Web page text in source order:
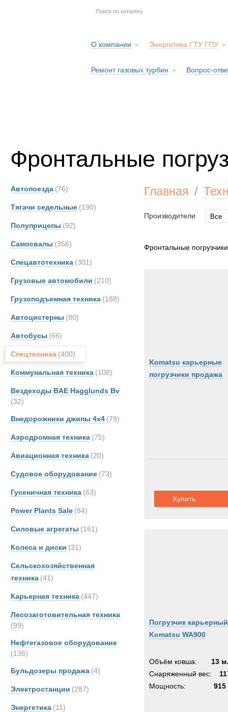
О компании Энергетика ГТУ ГПУ
Ремонт газовых турбин Вопрос-
Фронтальные
Автопоезда (76)
Тягачи седельные (190)
Полуприцепы (92)
Самосвалы (356)
Спецавтотехника (301)
Грузовые автомобили (210)
Грузоподъемная техника (188)
Автоцистерны (80)
Автобусы (66)
Спецтехника (400)
Коммунальная техника (108)
Вездеходы BAE Hagglunds Bv
(32)
Внедорожники джипы 4х4 (79)
Аэродромная техника (75)
Авиационная техника (20)
Судовое оборудование (73)
Гусеничная техника (63)
Power Plants Sale (84)
Силовые агрегаты (161)
Колеса и диски (31)
Сельскохозяйственная
техника (41)
Карьерная техника (447)
Лесозаготовительная техника
(99)
Нефтегазовое оборудование
(136)
Бульдозеры продажа (4)
Электростанции (287)
Энергетика (11)
Главная /
Производители
Все
Фронтальные погрузчики
Komatsu карьерные
погрузчики продажа
Купить
Погрузчик карьерный
Komatsu WA900
Объём ковша:
13
Снаряженный вес:
Мощность:
915